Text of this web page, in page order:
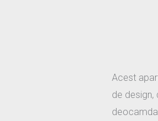
Acest
de design,